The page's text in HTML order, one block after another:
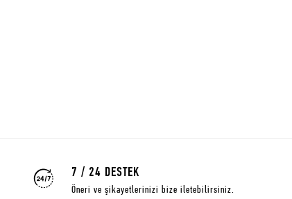
7 / 24 DESTEK
Öneri ve şikayetlerinizi bize iletebilirsiniz.